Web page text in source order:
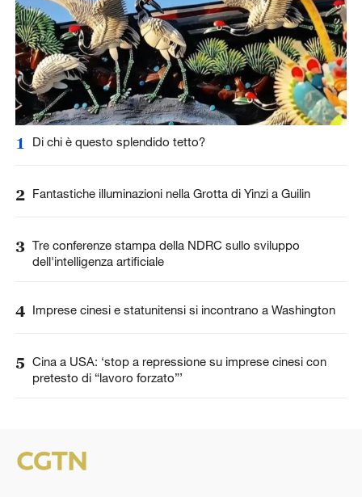
1 Di chi è questo splendido tetto?
2 Fantastiche illuminazioni nella Grotta di Yinzi a Guilin
3 Tre conferenze stampa della NDRC sullo sviluppo
dell'intelligenza artificiale
4 Imprese cinesi e statunitensi si incontrano a Washington
5 Cina a USA: ‘stop a repressione su imprese cinesi con
pretesto di “lavoro forzato”’